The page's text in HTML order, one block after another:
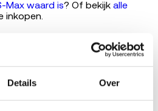
Details Over
Max waard is? Of bekijk alle
inkopen.